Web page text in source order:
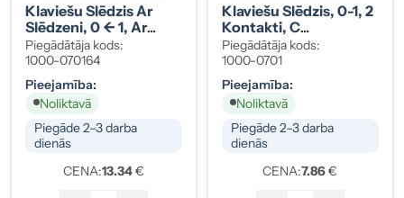
Klaviešu Slēdzis Ar
Slēdzeni, 0 <- 1, Ar
Atsperes Atgriešanu, 2
Kontakti, B Blāva
Gaisma
Piegādātāja kods:
1000-070164
Pieejamība:
Noliktavā
Piegāde 2–3 darba
dienās
CENA:13.34€
Klaviešu Slēdzis, 0-1, 2
Kontakti, C
Blāva/spilgta Gaisma
Piegādātāja kods:
1000-0701
Pieejamība:
Noliktavā
Piegāde 2–3 darba
dienās
CENA:7.86€